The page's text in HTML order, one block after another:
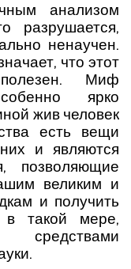
анализом
разрушается,
ненаучен.
что этот
Миф
ярко
жив человек
есть вещи
и являются
позволяющие
великим и
и получить
такой мере,